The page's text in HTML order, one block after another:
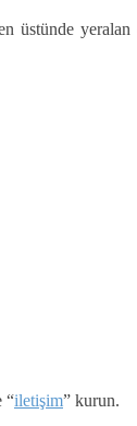
yeralan
“iletişim” kurun.